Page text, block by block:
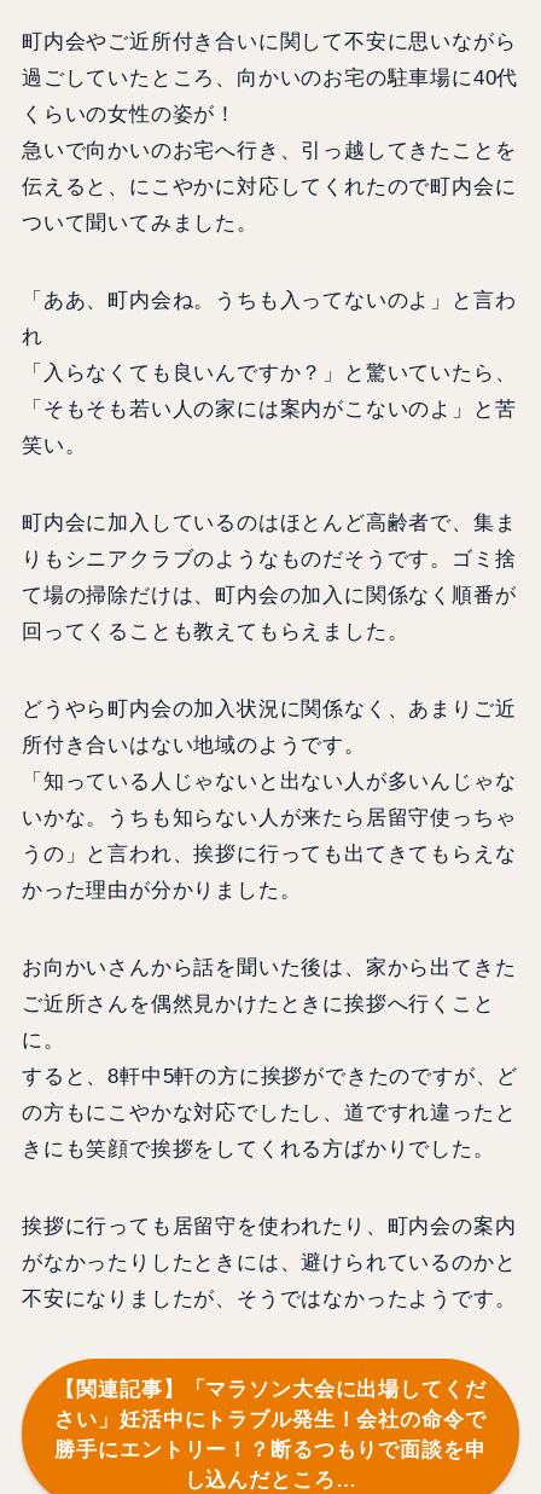
町内会やご近所付き合いに関して不安に思いながら
過ごしていたところ、向かいのお宅の駐車場に40代
くらいの女性の姿が！
急いで向かいのお宅へ行き、引っ越してきたことを
伝えると、にこやかに対応してくれたので町内会に
ついて聞いてみました。
「ああ、町内会ね。うちも入ってないのよ」と言わ
れ
「入らなくても良いんですか？」と驚いていたら、
「そもそも若い人の家には案内がこないのよ」と苦
笑い。
町内会に加入しているのはほとんど高齢者で、集ま
りもシニアクラブのようなものだそうです。ゴミ捨
て場の掃除だけは、町内会の加入に関係なく順番が
回ってくることも教えてもらえました。
どうやら町内会の加入状況に関係なく、あまりご近
所付き合いはない地域のようです。
「知っている人じゃないと出ない人が多いんじゃな
いかな。うちも知らない人が来たら居留守使っちゃ
うの」と言われ、挨拶に行っても出てきてもらえな
かった理由が分かりました。
お向かいさんから話を聞いた後は、家から出てきた
ご近所さんを偶然見かけたときに挨拶へ行くこと
に。
すると、8軒中5軒の方に挨拶ができたのですが、ど
の方もにこやかな対応でしたし、道ですれ違ったと
きにも笑顔で挨拶をしてくれる方ばかりでした。
挨拶に行っても居留守を使われたり、町内会の案内
がなかったりしたときには、避けられているのかと
不安になりましたが、そうではなかったようです。
【関連記事】「マラソン大会に出場してくだ
さい」妊活中にトラブル発生！会社の命令で
勝手にエントリー！？断るつもりで面談を申
し込んだところ…